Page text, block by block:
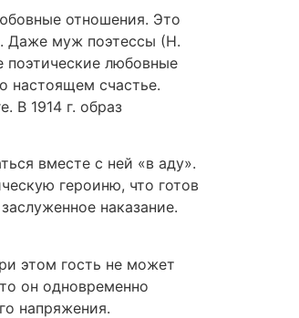
отношения. Это
Даже муж поэтессы (Н.
поэтические любовные
настоящем счастье.
В 1914 г. образ
вместе с ней «в аду».
героиню, что готов
наказание.
этом гость не может
он одновременно
напряжения.